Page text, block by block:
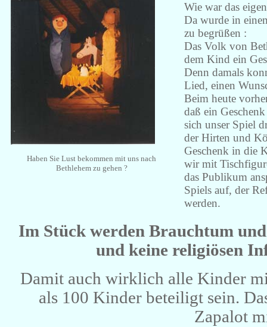
Haben Sie Lust bekommen mit uns nach
Bethlehem zu gehen ?
Wie war das
Da wurde in
zu begrüßen :
Das Volk von
dem Kind ein
Denn damals
Lied, einen
Beim heute
daß ein
sich unser Spiel
der Hirten und
Geschenk in die
wir mit
das Publikum
Spiels auf, der
werden.
Im Stück werden Brauchtum
und keine religiösen
Damit auch wirklich alle Kinder
als 100 Kinder beteiligt sein.
Zapalot